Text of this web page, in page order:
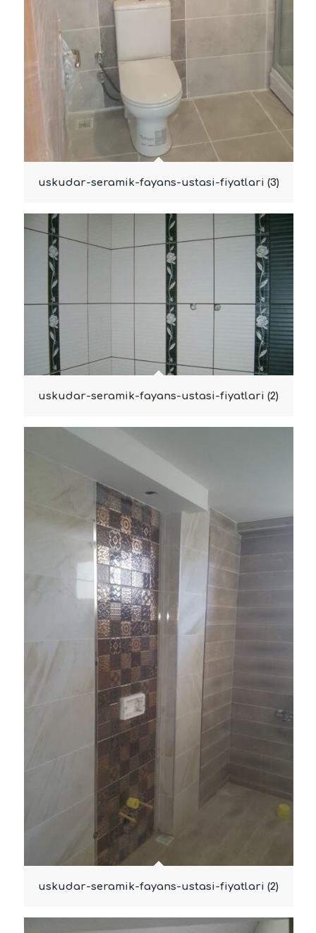
uskudar-seramik-fayans-ustasi-fiyatlari (3)
uskudar-seramik-fayans-ustasi-fiyatlari (2)
uskudar-seramik-fayans-ustasi-fiyatlari (2)